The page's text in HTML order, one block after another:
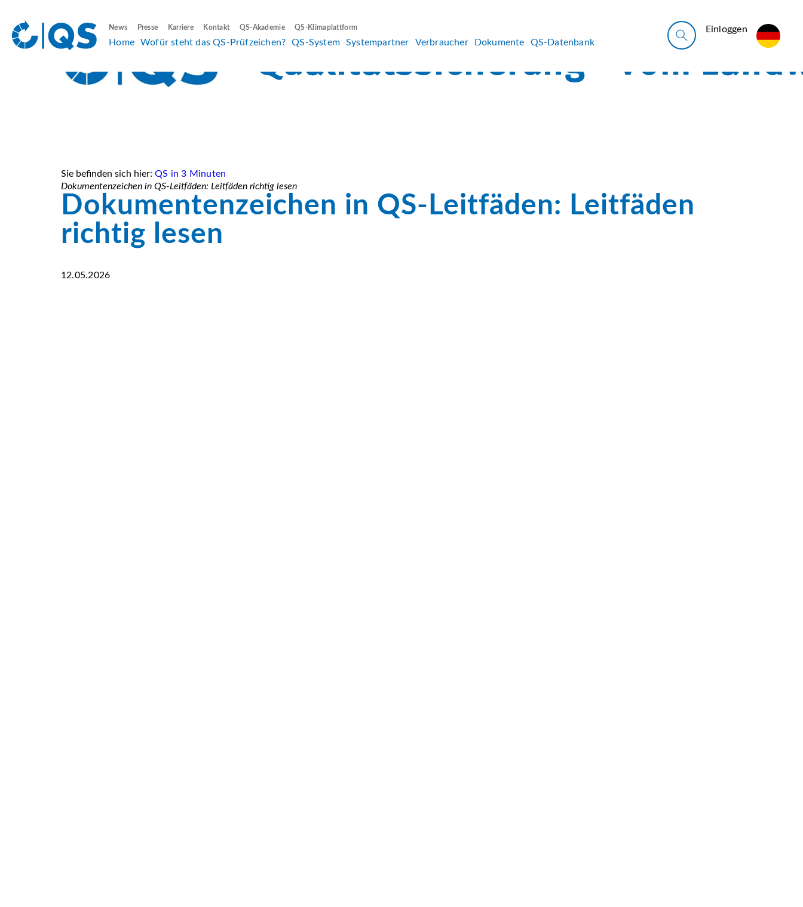
News Presse Karriere Kontakt QS-Akademie QS-Klimaplattform
Home Wofür steht das QS-Prüfzeichen? QS-System Systempartner Verbraucher Dokumente QS-Datenbank
Ein­log­gen
Sie befinden sich hier: QS in 3 Minuten
Dokumentenzeichen in QS-Leitfäden: Leitfäden richtig lesen
Dokumentenzeichen in QS-Leitfäden: Leitfäden
richtig lesen
12.05.2026